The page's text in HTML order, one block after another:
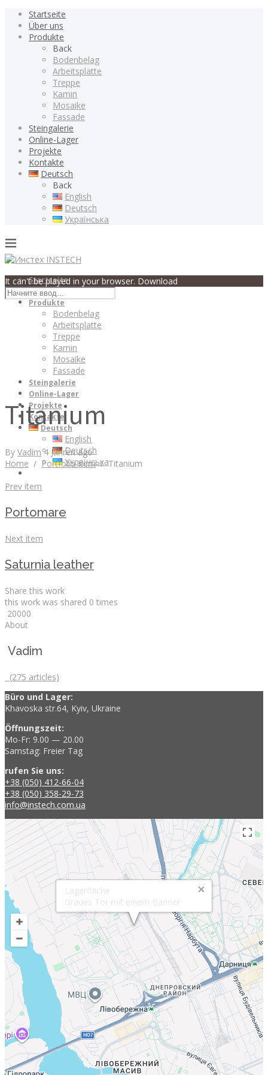
Startseite
Über uns
Produkte
Back
Bodenbelag
Arbeitsplatte
Treppe
Kamin
Mosaike
Fassade
Steingalerie
Online-Lager
Projekte
Kontakte
Deutsch
Back
English
Deutsch
Українська
INSTECH
Startseite
Über uns
Produkte
Bodenbelag
Arbeitsplatte
Treppe
Kamin
Mosaike
Fassade
Steingalerie
Online-Lager
Projekte
Kontakte
Deutsch
English
Deutsch
Українська
It can't be played in your browser. Download
Titanium
By Vadim 4 Jahren ago
Home / Portfolio Item/Titanium
Prev item
Portomare
Next item
Saturnia leather
Share this work
this work was shared 0 times
20000
About
Vadim
(275 articles)
Büro und Lager:
Khavoska str.64, Kyiv, Ukraine
Öffnungszeit:
Mo-Fr: 9.00 — 20.00
Samstag: Freier Tag
rufen Sie uns:
+38 (050) 412-66-04
+38 (050) 358-29-73
info@instech.com.ua
"INSTECH"